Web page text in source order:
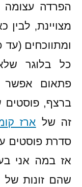
הפרדה עצומה
מצויינת,
ומתווכחים
כל בלוגר
פתאום אפשר
ברצף,
זה של ארז
סדרת פוסטים
אז במה אני
שהם זונות של